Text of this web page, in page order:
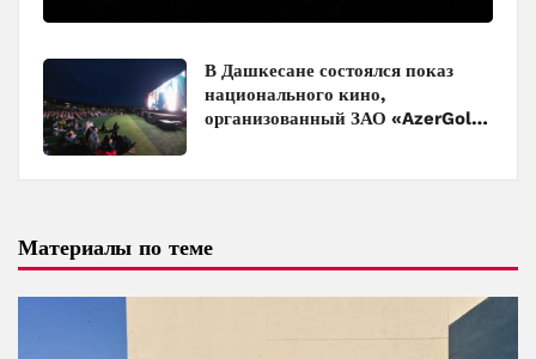
В Дашкесане состоялся показ
национального кино,
организованный ЗАО «AzerGold»
Материалы по теме